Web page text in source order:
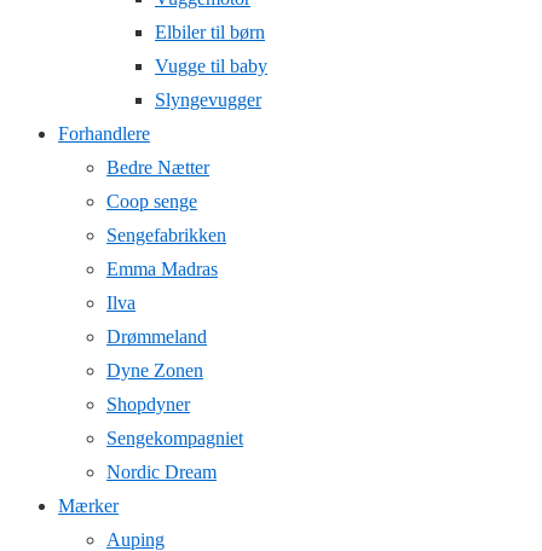
Elbiler til børn
Vugge til baby
Slyngevugger
Forhandlere
Bedre Nætter
Coop senge
Sengefabrikken
Emma Madras
Ilva
Drømmeland
Dyne Zonen
Shopdyner
Sengekompagniet
Nordic Dream
Mærker
Auping